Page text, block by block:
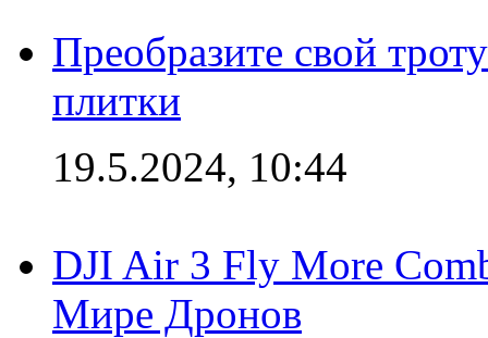
Преобразите свой
плитки
19.5.2024, 10:44
DJI Air 3 Fly More
Мире Дронов